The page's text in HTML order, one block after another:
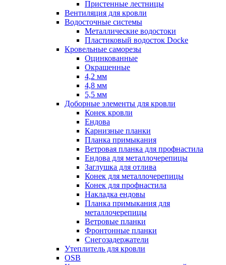
Пристенные лестницы
Вентиляция для кровли
Водосточные системы
Металлические водостоки
Пластиковый водосток Docke
Кровельные саморезы
Оцинкованные
Окрашенные
4,2 мм
4,8 мм
5,5 мм
Доборные элементы для кровли
Конек кровли
Ендова
Карнизные планки
Планка примыкания
Ветровая планка для профнастила
Ендова для металлочерепицы
Заглушка для отлива
Конек для металлочерепицы
Конек для профнастила
Накладка ендовы
Планка примыкания для
металлочерепицы
Ветровые планки
Фронтонные планки
Снегозадержатели
Утеплитель для кровли
OSB